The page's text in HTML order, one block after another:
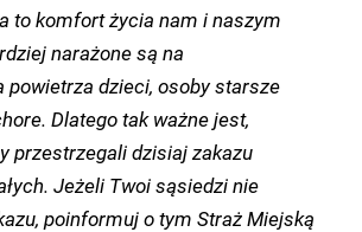
to komfort życia nam i naszym
narażone są na
powietrza dzieci, osoby starsze
Dlatego tak ważne jest,
przestrzegali dzisiaj zakazu
Jeżeli Twoi sąsiedzi nie
poinformuj o tym Straż Miejską